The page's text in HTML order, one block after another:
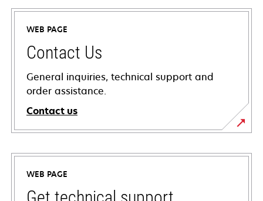
WEB PAGE
Contact Us
General inquiries, technical support and
order assistance.
Contact us
WEB PAGE